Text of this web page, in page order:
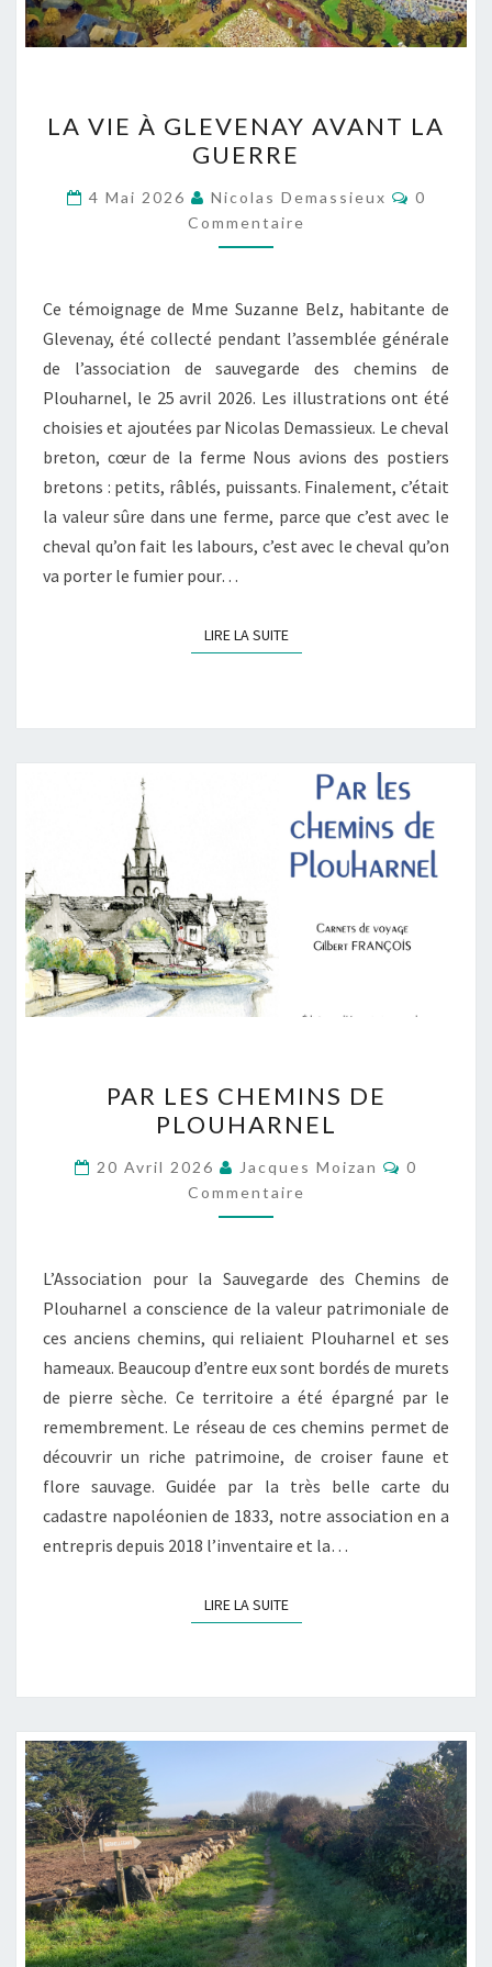
VIE
À
GLEVENAY
AVANT
LA
LA VIE À GLEVENAY AVANT LA
GUERRE
4 Mai 2026 Nicolas Demassieux
0
Commentaire
Ce témoignage de Mme Suzanne Belz, habitante de
Glevenay, été collecté pendant l’assemblée générale
de l’association de sauvegarde des chemins de
Plouharnel, le 25 avril 2026. Les illustrations ont été
choisies et ajoutées par Nicolas Demassieux. Le cheval
breton, cœur de la ferme Nous avions des postiers
bretons : petits, râblés, puissants. Finalement, c’était
la valeur sûre dans une ferme, parce que c’est avec le
cheval qu’on fait les labours, c’est avec le cheval qu’on
va porter le fumier pour…
LIRE LA SUITELIRE LA SUITE
LES
CHEMINS
DE
PLOUHARNEL
PAR LES CHEMINS DE
PLOUHARNEL
20 Avril 2026 Jacques Moizan
0
Commentaire
L’Association pour la Sauvegarde des Chemins de
Plouharnel a conscience de la valeur patrimoniale de
ces anciens chemins, qui reliaient Plouharnel et ses
hameaux. Beaucoup d’entre eux sont bordés de murets
de pierre sèche. Ce territoire a été épargné par le
remembrement. Le réseau de ces chemins permet de
découvrir un riche patrimoine, de croiser faune et
flore sauvage. Guidée par la très belle carte du
cadastre napoléonien de 1833, notre association en a
entrepris depuis 2018 l’inventaire et la…
LIRE LA SUITELIRE LA SUITE